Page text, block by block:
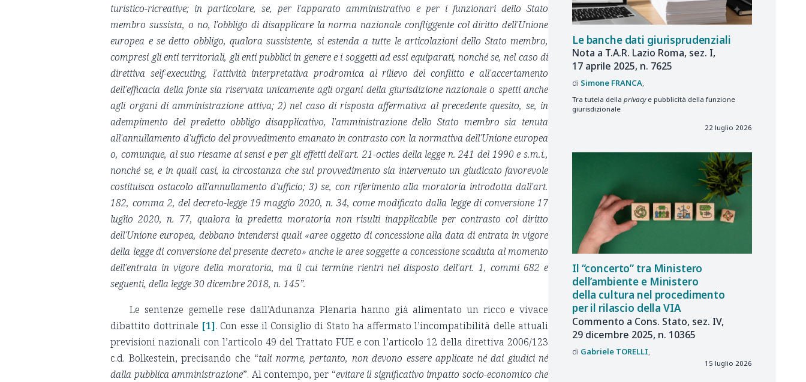
turistico-ricreative; in particolare, se, per l'apparato amministrativo e per i funzionari dello Stato
membro sussista, o no, l'obbligo di disapplicare la norma nazionale confliggente col diritto dell'Unione
europea e se detto obbligo, qualora sussistente, si estenda a tutte le articolazioni dello Stato membro,
compresi gli enti territoriali, gli enti pubblici in genere e i soggetti ad essi equiparati, nonché se, nel caso di
direttiva self-executing, l'attività interpretativa prodromica al rilievo del conflitto e all'accertamento
dell'efficacia della fonte sia riservata unicamente agli organi della giurisdizione nazionale o spetti anche
agli organi di amministrazione attiva; 2) nel caso di risposta affermativa al precedente quesito, se, in
adempimento del predetto obbligo disapplicativo, l'amministrazione dello Stato membro sia tenuta
all'annullamento d'ufficio del provvedimento emanato in contrasto con la normativa dell'Unione europea
o, comunque, al suo riesame ai sensi e per gli effetti dell'art. 21-octies della legge n. 241 del 1990 e s.m.i.,
nonché se, e in quali casi, la circostanza che sul provvedimento sia intervenuto un giudicato favorevole
costituisca ostacolo all'annullamento d'ufficio; 3) se, con riferimento alla moratoria introdotta dall'art.
182, comma 2, del decreto-legge 19 maggio 2020, n. 34, come modificato dalla legge di conversione 17
luglio 2020, n. 77, qualora la predetta moratoria non risulti inapplicabile per contrasto col diritto
dell'Unione europea, debbano intendersi quali «aree oggetto di concessione alla data di entrata in vigore
della legge di conversione del presente decreto» anche le aree soggette a concessione scaduta al momento
dell'entrata in vigore della moratoria, ma il cui termine rientri nel disposto dell'art. 1, commi 682 e
seguenti, della legge 30 dicembre 2018, n. 145”.
Le sentenze gemelle rese dall’Adunanza Plenaria hanno già alimentato un ricco e vivace
dibattito dottrinale [1]. Con esse il Consiglio di Stato ha affermato l’incompatibilità delle attuali
previsioni nazionali con l’articolo 49 del Trattato FUE e con l’articolo 12 della direttiva 2006/123
c.d. Bolkestein, precisando che “tali norme, pertanto, non devono essere applicate né dai giudici né
dalla pubblica amministrazione”. Al contempo, per “evitare il significativo impatto socio-economico che
Le banche dati giurisprudenziali
Nota a T.A.R. Lazio Roma, sez. I,
17 aprile 2025, n. 7625
Simone FRANCA
Tra tutela della privacye pubblicità della funzione
giurisdizionale
22 luglio 2026
Il “concerto” tra Ministero
dell’ambiente e Ministero
della cultura nel procedimento
per il rilascio della VIA
Commento a Cons. Stato, sez. IV,
29 dicembre 2025, n. 10365
Gabriele TORELLI
15 luglio 2026